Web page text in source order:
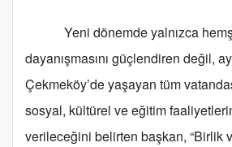
Yeni dönemde yalnızca
dayanışmasını güçlendiren değil,
Çekmeköy’de yaşayan tüm
sosyal, kültürel ve eğitim
verileceğini belirten başkan, “Birlik